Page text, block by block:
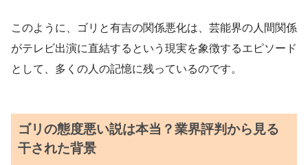
このように、ゴリと有吉の関係悪化は、芸能界の人間関係
がテレビ出演に直結するという現実を象徴するエピソード
として、多くの人の記憶に残っているのです。
ゴリの態度悪い説は本当？業界評判から見る
干された背景